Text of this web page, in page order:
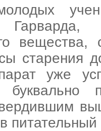
вещества,
старения
уже
питательный